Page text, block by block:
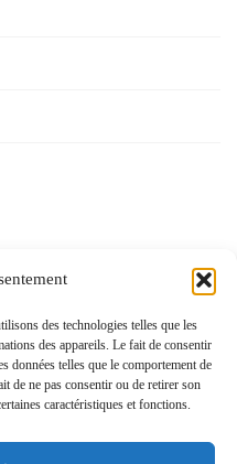
des technologies telles que les
des appareils. Le fait de consentir
données telles que le comportement de
de ne pas consentir ou de retirer son
caractéristiques et fonctions.